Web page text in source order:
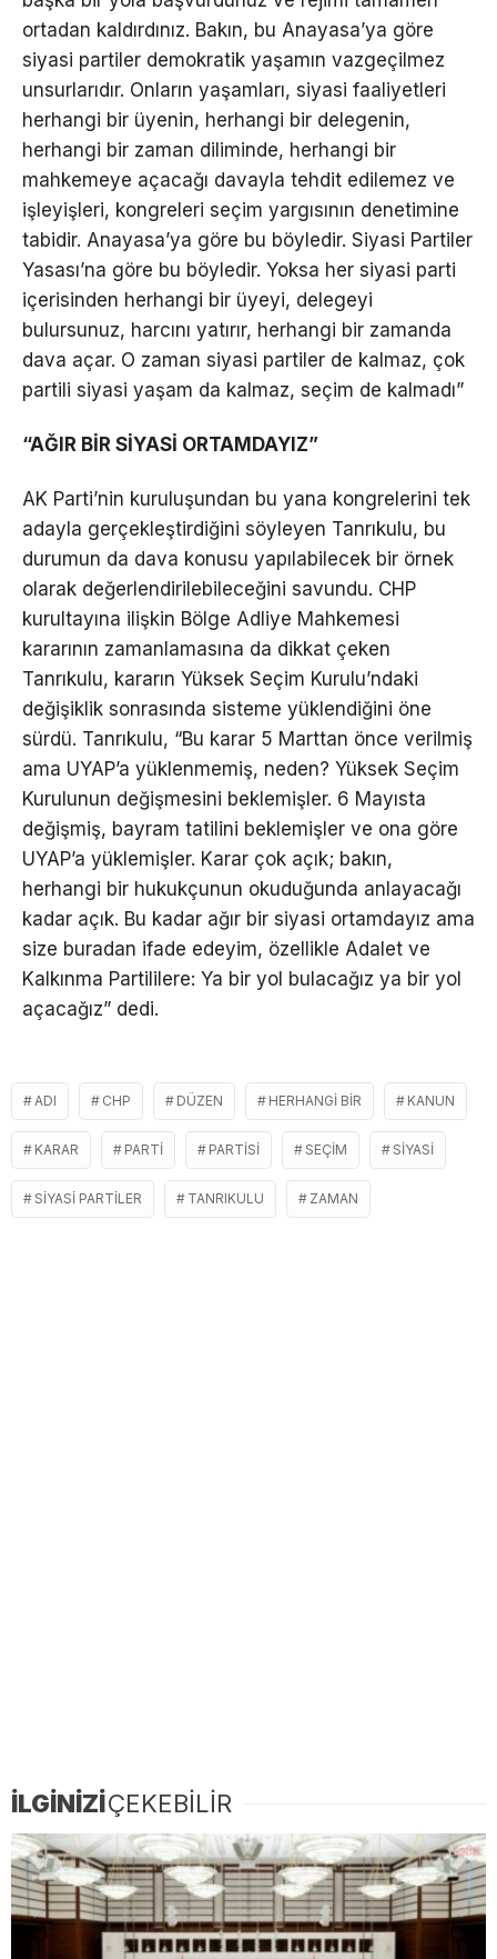
ortadan kaldırdınız. Bakın, bu Anayasa’ya göre
siyasi partiler demokratik yaşamın vazgeçilmez
unsurlarıdır. Onların yaşamları, siyasi faaliyetleri
herhangi bir üyenin, herhangi bir delegenin,
herhangi bir zaman diliminde, herhangi bir
mahkemeye açacağı davayla tehdit edilemez ve
işleyişleri, kongreleri seçim yargısının denetimine
tabidir. Anayasa’ya göre bu böyledir. Siyasi Partiler
Yasası’na göre bu böyledir. Yoksa her siyasi parti
içerisinden herhangi bir üyeyi, delegeyi
bulursunuz, harcını yatırır, herhangi bir zamanda
dava açar. O zaman siyasi partiler de kalmaz, çok
partili siyasi yaşam da kalmaz, seçim de kalmadı”
“AĞIR BİR SİYASİ ORTAMDAYIZ”
AK Parti’nin kuruluşundan bu yana kongrelerini tek
adayla gerçekleştirdiğini söyleyen Tanrıkulu, bu
durumun da dava konusu yapılabilecek bir örnek
olarak değerlendirilebileceğini savundu. CHP
kurultayına ilişkin Bölge Adliye Mahkemesi
kararının zamanlamasına da dikkat çeken
Tanrıkulu, kararın Yüksek Seçim Kurulu’ndaki
değişiklik sonrasında sisteme yüklendiğini öne
sürdü. Tanrıkulu, “Bu karar 5 Marttan önce verilmiş
ama UYAP’a yüklenmemiş, neden? Yüksek Seçim
Kurulunun değişmesini beklemişler. 6 Mayısta
değişmiş, bayram tatilini beklemişler ve ona göre
UYAP’a yüklemişler. Karar çok açık; bakın,
herhangi bir hukukçunun okuduğunda anlayacağı
kadar açık. Bu kadar ağır bir siyasi ortamdayız ama
size buradan ifade edeyim, özellikle Adalet ve
Kalkınma Partililere: Ya bir yol bulacağız ya bir yol
açacağız” dedi.
ADI CHP DÜZEN HERHANGI BIR KANUN
KARAR PARTI PARTISI SEÇIM SIYASI
SIYASI PARTILER TANRIKULU ZAMAN
İLGİNİZİÇEKEBİLİR